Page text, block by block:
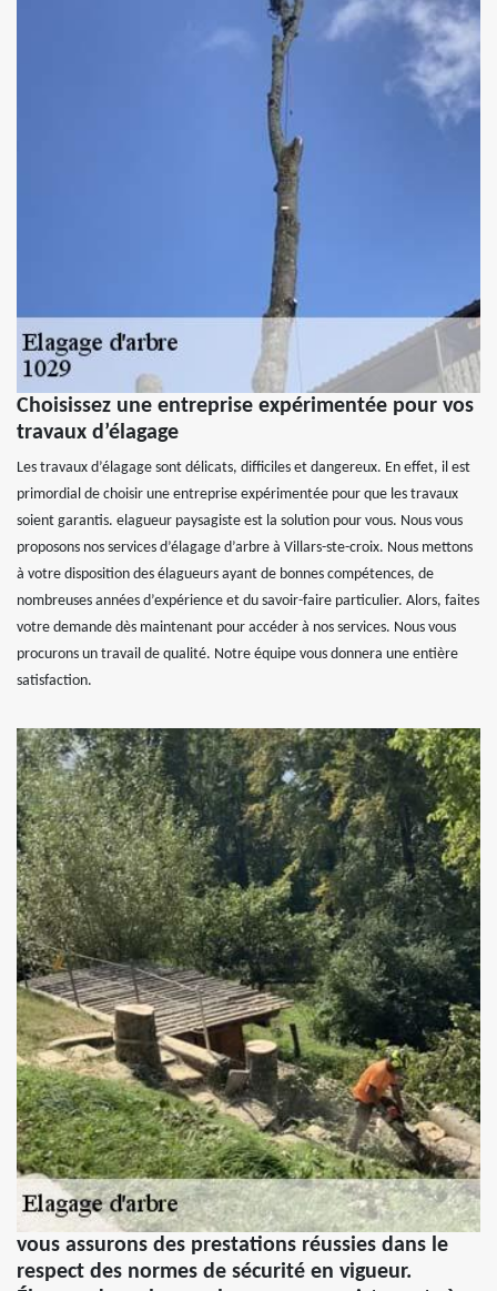
Choisissez une entreprise expérimentée pour vos
travaux d’élagage
Les travaux d’élagage sont délicats, difficiles et dangereux. En effet, il est
primordial de choisir une entreprise expérimentée pour que les travaux
soient garantis. elagueur paysagiste est la solution pour vous. Nous vous
proposons nos services d’élagage d’arbre à Villars-ste-croix. Nous mettons
à votre disposition des élagueurs ayant de bonnes compétences, de
nombreuses années d’expérience et du savoir-faire particulier. Alors, faites
votre demande dès maintenant pour accéder à nos services. Nous vous
procurons un travail de qualité. Notre équipe vous donnera une entière
satisfaction.
vous assurons des prestations réussies dans le
respect des normes de sécurité en vigueur.